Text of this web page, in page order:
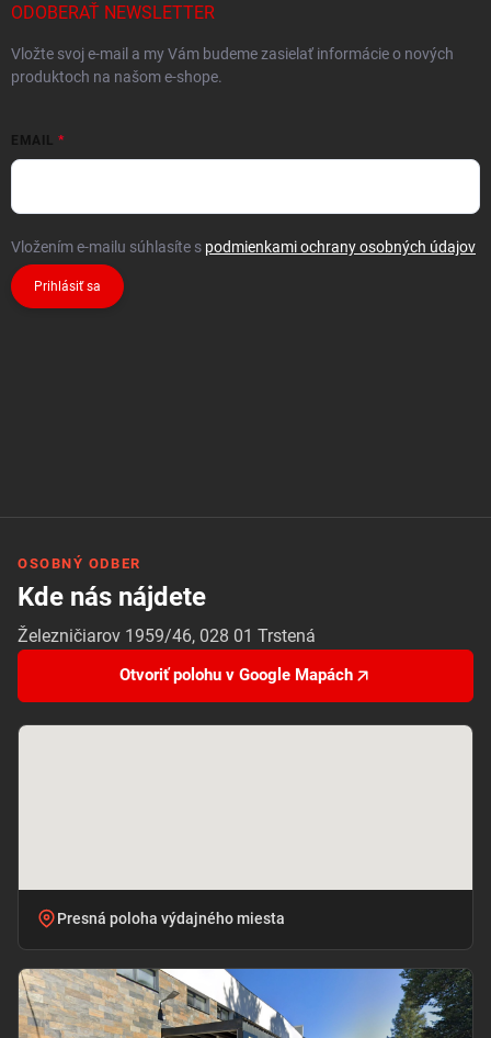
ODOBERAŤ NEWSLETTER
Vložte svoj e-mail a my Vám budeme zasielať informácie o nových
produktoch na našom e-shope.
EMAIL
Vložením e-mailu súhlasíte s podmienkami ochrany osobných údajov
Prihlásiť sa
OSOBNÝ ODBER
Kde nás nájdete
Železničiarov 1959/46, 028 01 Trstená
Otvoriť polohu v Google Mapách
Presná poloha výdajného miesta